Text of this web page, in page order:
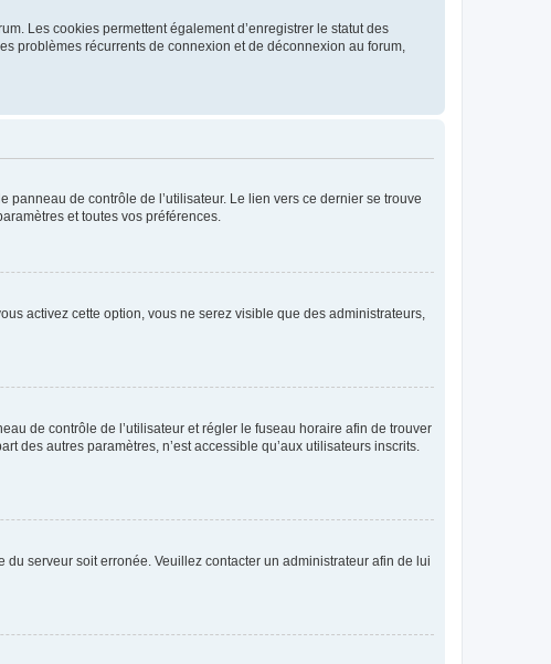
Les cookies permettent également d’enregistrer le statut des
problèmes récurrents de connexion et de déconnexion au forum,
de contrôle de l’utilisateur. Le lien vers ce dernier se trouve
et toutes vos préférences.
activez cette option, vous ne serez visible que des administrateurs,
de contrôle de l’utilisateur et régler le fuseau horaire afin de trouver
des autres paramètres, n’est accessible qu’aux utilisateurs inscrits.
du serveur soit erronée. Veuillez contacter un administrateur afin de lui